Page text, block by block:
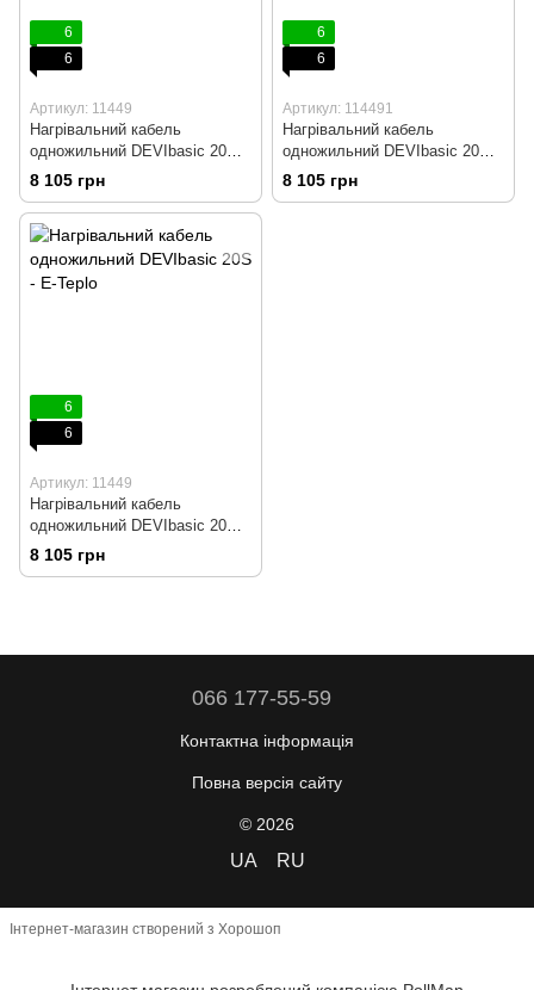
6
6
Артикул: 11449
Нагрівальний кабель
одножильний DEVIbasic 20S -
74 м, 1465 Вт
8 105 грн
6
6
Артикул: 114491
Нагрівальний кабель
одножильний DEVIbasic 20S -
74 м, 1465 Вт
8 105 грн
6
6
Артикул: 11449
Нагрівальний кабель
одножильний DEVIbasic 20S -
74 м, 1465 Вт
8 105 грн
066 177-55-59
Контактна інформація
Повна версія сайту
© 2026
UA RU
Інтернет-магазин створений з Хорошоп